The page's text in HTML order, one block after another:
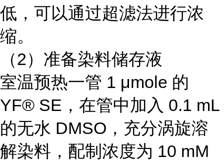
低，可以通过超滤法进行浓
缩。
（2）准备染料储存液
室温预热一管 1 μmole 的
YF® SE，在管中加入 0.1 mL
的无水 DMSO，充分涡旋溶
解染料，配制浓度为 10 mM